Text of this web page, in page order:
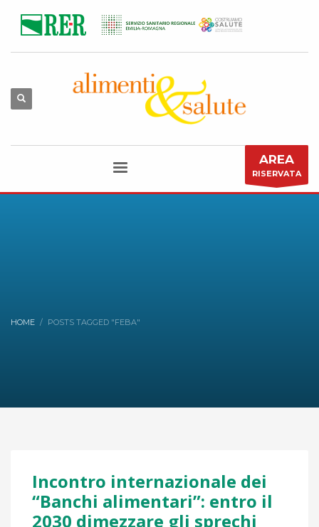
AREA
RISERVATA
HOME POSTS TAGGED "FEBA"
Incontro internazionale dei
“Banchi alimentari”: entro il
2030 dimezzare gli sprechi